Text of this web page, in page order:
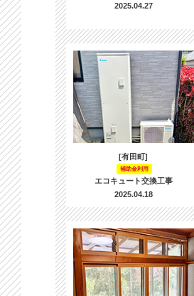
2025.04.27
[有田町]
補助金利用
エコキュート交換工事
2025.04.18